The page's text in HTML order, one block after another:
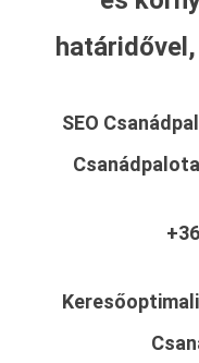
SEO
Csanádpalota